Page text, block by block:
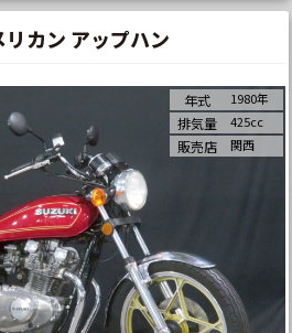
カン アップハン
年式 1980年
排気量 425cc
販売店 関西